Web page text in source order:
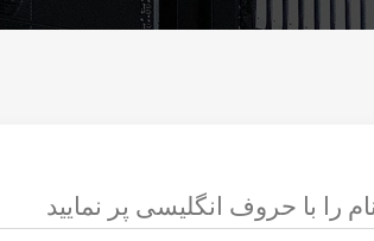
را با حروف انگلیسی پر نمایید